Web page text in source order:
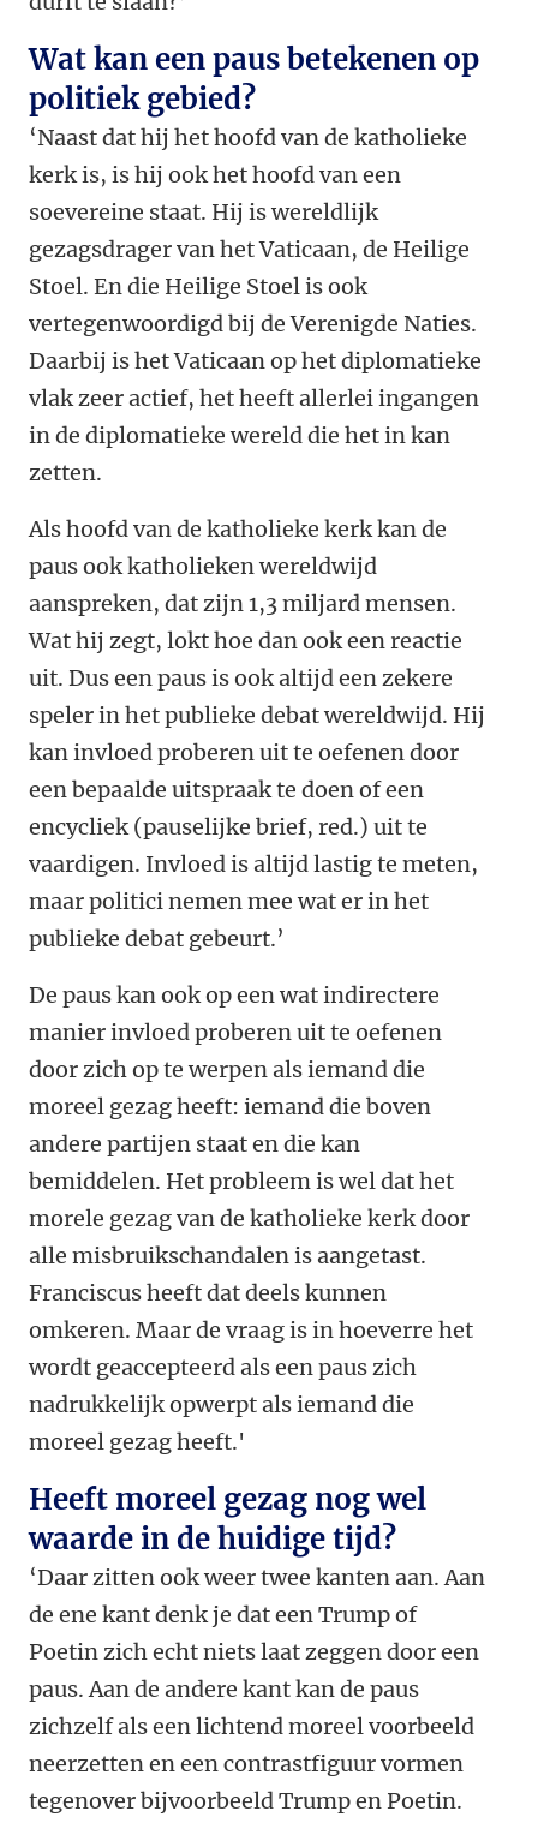
Wat kan een paus betekenen op
politiek gebied?
‘Naast dat hij het hoofd van de katholieke
kerk is, is hij ook het hoofd van een
soevereine staat. Hij is wereldlijk
gezagsdrager van het Vaticaan, de Heilige
Stoel. En die Heilige Stoel is ook
vertegenwoordigd bij de Verenigde Naties.
Daarbij is het Vaticaan op het diplomatieke
vlak zeer actief, het heeft allerlei ingangen
in de diplomatieke wereld die het in kan
zetten.
Als hoofd van de katholieke kerk kan de
paus ook katholieken wereldwijd
aanspreken, dat zijn 1,3 miljard mensen.
Wat hij zegt, lokt hoe dan ook een reactie
uit. Dus een paus is ook altijd een zekere
speler in het publieke debat wereldwijd. Hij
kan invloed proberen uit te oefenen door
een bepaalde uitspraak te doen of een
encycliek (pauselijke brief, red.) uit te
vaardigen. Invloed is altijd lastig te meten,
maar politici nemen mee wat er in het
publieke debat gebeurt.’
De paus kan ook op een wat indirectere
manier invloed proberen uit te oefenen
door zich op te werpen als iemand die
moreel gezag heeft: iemand die boven
andere partijen staat en die kan
bemiddelen. Het probleem is wel dat het
morele gezag van de katholieke kerk door
alle misbruikschandalen is aangetast.
Franciscus heeft dat deels kunnen
omkeren. Maar de vraag is in hoeverre het
wordt geaccepteerd als een paus zich
nadrukkelijk opwerpt als iemand die
moreel gezag heeft.'
Heeft moreel gezag nog wel
waarde in de huidige tijd?
‘Daar zitten ook weer twee kanten aan. Aan
de ene kant denk je dat een Trump of
Poetin zich echt niets laat zeggen door een
paus. Aan de andere kant kan de paus
zichzelf als een lichtend moreel voorbeeld
neerzetten en een contrastfiguur vormen
tegenover bijvoorbeeld Trump en Poetin.